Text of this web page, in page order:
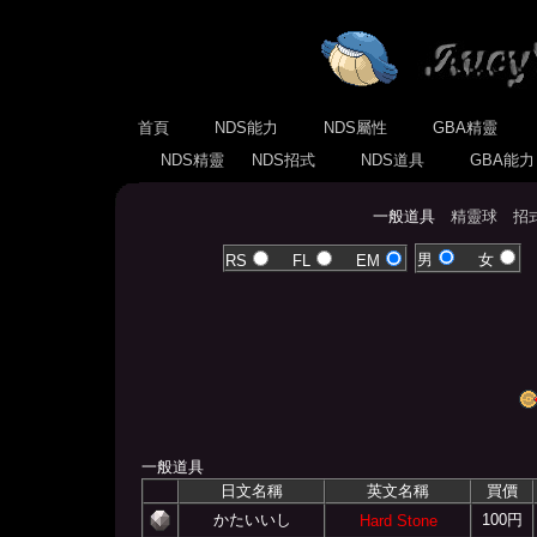
首頁 NDS能力 NDS屬性
GBA精靈
NDS精靈
NDS招式 NDS道具 GBA能
一般道具 精靈球 招
RS FL EM 男 女
一般道具
日文名稱
英文名稱
買價
かたいいし
Hard Stone 100円